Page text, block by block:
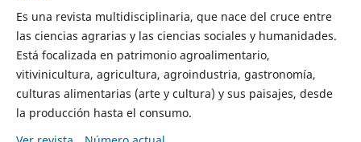
Es una revista multidisciplinaria, que nace del cruce entre
las ciencias agrarias y las ciencias sociales y humanidades.
Está focalizada en patrimonio agroalimentario,
vitivinicultura, agricultura, agroindustria, gastronomía,
culturas alimentarias (arte y cultura) y sus paisajes, desde
la producción hasta el consumo.